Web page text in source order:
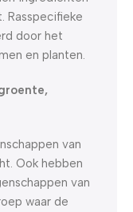
Rasspecifieke
door het
en planten.
van
Ook hebben
van
waar de